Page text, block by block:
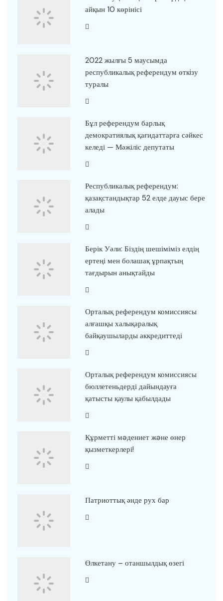
айқын 10 көрінісі
2022 жылғы 5 маусымда
республикалық референдум өткiзу
туралы
Бұл референдум барлық
демократиялық қағидаттарға сәйкес
келеді — Мәжіліс депутаты
Республикалық референдум:
қазақстандықтар 52 елде дауыс бере
алады
Берік Уәли: Біздің шешіміміз елдің
ертеңі мен болашақ ұрпақтың
тағдырын анықтайды
Орталық референдум комиссиясы
алғашқы халықаралық
байқаушыларды аккредиттеді
Орталық референдум комиссиясы
бюллетеньдерді дайындауға
қатысты қаулы қабылдады
Құрметті мəдениет жəне өнер
қызметкерлері!
Патриоттық әнде рух бар
Өлкетану – отаншылдық өзегі